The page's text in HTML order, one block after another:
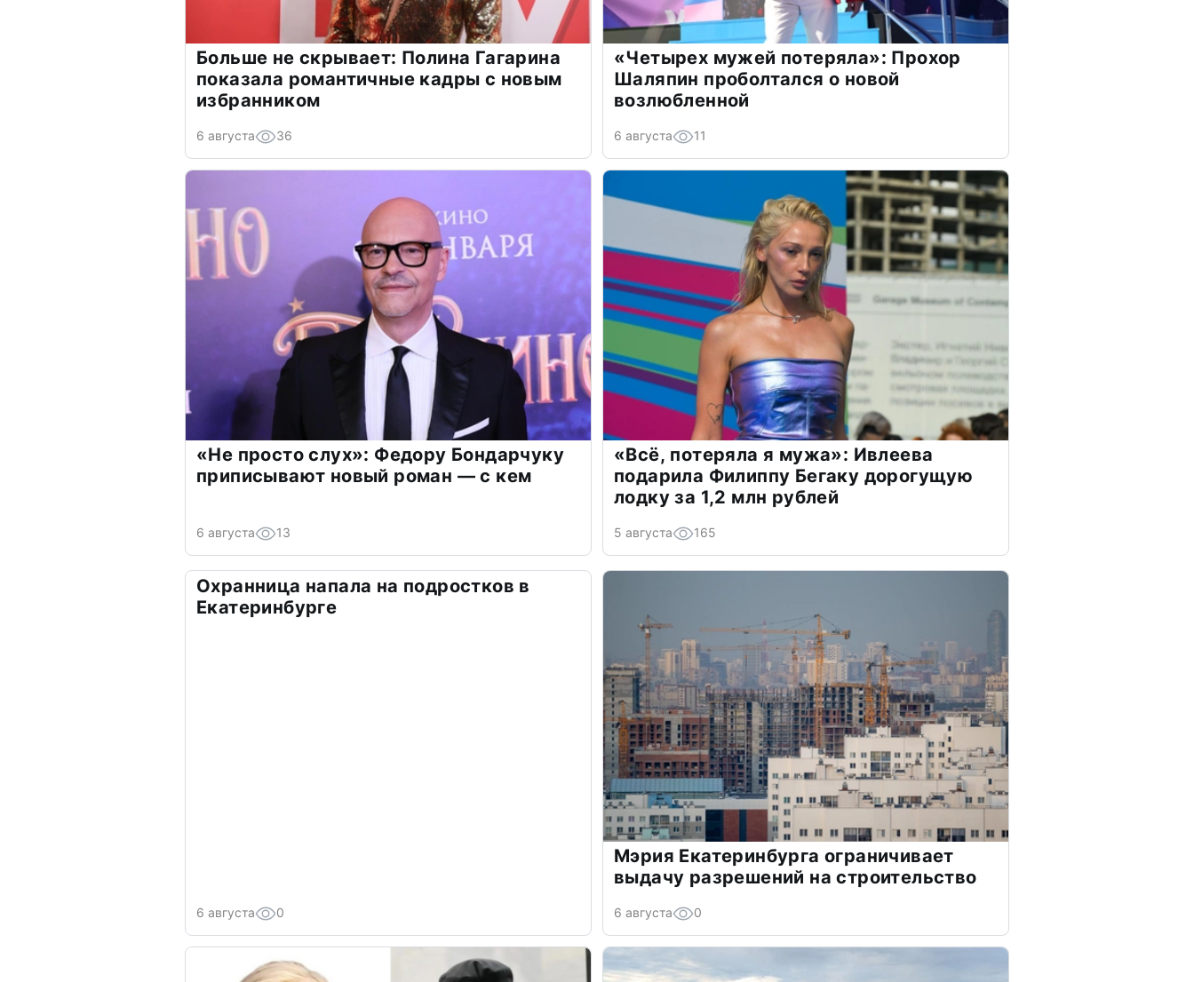
Больше не скрывает: Полина Гагарина
показала романтичные кадры с новым
избранником
6 августа 36
«Четырех мужей потеряла»: Прохор
Шаляпин проболтался о новой
возлюбленной
6 августа 11
«Не просто слух»: Федору Бондарчуку
приписывают новый роман — с кем
6 августа 13
«Всё, потеряла я мужа»: Ивлеева
подарила Филиппу Бегаку дорогущую
лодку за 1,2 млн рублей
5 августа 165
Охранница напала на подростков в
Екатеринбурге
6 августа 0
Мэрия Екатеринбурга ограничивает
выдачу разрешений на строительство
6 августа 0